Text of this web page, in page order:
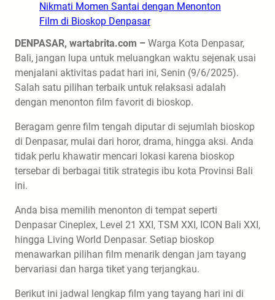
Nikmati Momen Santai dengan Menonton
Film di Bioskop Denpasar
DENPASAR, wartabrita.com – Warga Kota Denpasar,
Bali, jangan lupa untuk meluangkan waktu sejenak usai
menjalani aktivitas padat hari ini, Senin (9/6/2025).
Salah satu pilihan terbaik untuk relaksasi adalah
dengan menonton film favorit di bioskop.
Beragam genre film tengah diputar di sejumlah bioskop
di Denpasar, mulai dari horor, drama, hingga aksi. Anda
tidak perlu khawatir mencari lokasi karena bioskop
tersebar di berbagai titik strategis ibu kota Provinsi Bali
ini.
Anda bisa memilih menonton di tempat seperti
Denpasar Cineplex, Level 21 XXI, TSM XXI, ICON Bali XXI,
hingga Living World Denpasar. Setiap bioskop
menawarkan pilihan film menarik dengan jam tayang
bervariasi dan harga tiket yang terjangkau.
Berikut ini jadwal lengkap film yang tayang hari ini di